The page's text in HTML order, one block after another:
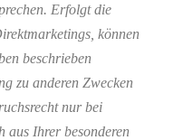
Erfolgt die
können
beschrieben
zu anderen Zwecken
nur bei
aus Ihrer besonderen